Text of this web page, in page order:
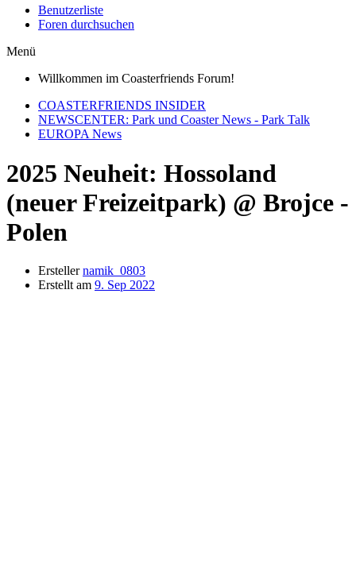
Benutzerliste
Foren durchsuchen
Menü
Willkommen im Coasterfriends Forum!
COASTERFRIENDS INSIDER
NEWSCENTER: Park und Coaster News - Park Talk
EUROPA News
2025 Neuheit: Hossoland
(neuer Freizeitpark) @ Brojce -
Polen
Ersteller namik_0803
Erstellt am 9. Sep 2022